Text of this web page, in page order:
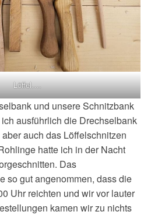
Löffel….
und unsere Schnitzbank
ausführlich die Drechselbank
auch das Löffelschnitzen
hatte ich in der Nacht
Das
so gut angenommen, dass die
Uhr reichten und wir vor lauter
kamen wir zu nichts